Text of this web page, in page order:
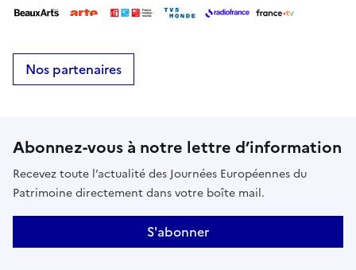
Nos partenaires
Abonnez-vous à notre lettre d’information
Recevez toute l’actualité des Journées Européennes du
Patrimoine directement dans votre boîte mail.
S'abonner